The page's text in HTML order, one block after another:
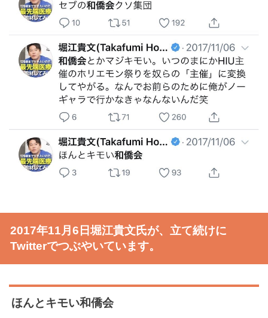
2017年11月6日堀江貴文氏が、立て続けに
Twitterでつぶやいています。
ほんとキモい和僑会